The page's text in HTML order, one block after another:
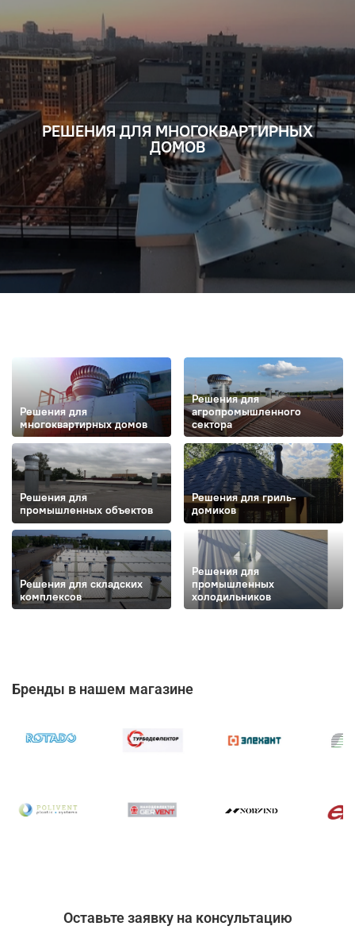
РЕШЕНИЯ ДЛЯ МНОГОКВАРТИРНЫХ
ДОМОВ
Решения для
многоквартирных домов
Решения для
агропромышленного
сектора
Решения для
промышленных объектов
Решения для гриль-
домиков
Решения для складских
комплексов
Решения для
промышленных
холодильников
Бренды в нашем магазине
Оставьте заявку на консультацию